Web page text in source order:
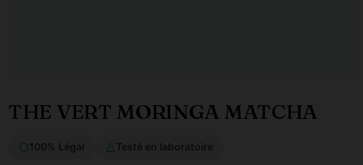
THE VERT MORINGA MATCHA
100% Légal Testé en laboratoire